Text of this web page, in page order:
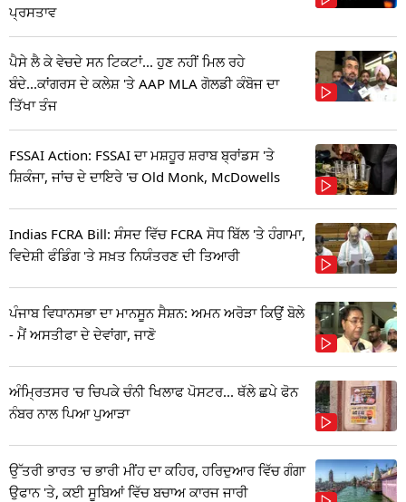
ਪ੍ਰਸਤਾਵ
ਪੈਸੇ ਲੈ ਕੇ ਵੇਚਦੇ ਸਨ ਟਿਕਟਾਂ... ਹੁਣ ਨਹੀਂ ਮਿਲ ਰਹੇ
ਬੰਦੇ...ਕਾਂਗਰਸ ਦੇ ਕਲੇਸ਼ 'ਤੇ AAP MLA ਗੋਲਡੀ ਕੰਬੋਜ ਦਾ
ਤਿੱਖਾ ਤੰਜ
FSSAI Action: FSSAI ਦਾ ਮਸ਼ਹੂਰ ਸ਼ਰਾਬ ਬ੍ਰਾਂਡਸ 'ਤੇ
ਸ਼ਿਕੰਜਾ, ਜਾਂਚ ਦੇ ਦਾਇਰੇ 'ਚ Old Monk, McDowells
Indias FCRA Bill: ਸੰਸਦ ਵਿੱਚ FCRA ਸੋਧ ਬਿੱਲ 'ਤੇ ਹੰਗਾਮਾ,
ਵਿਦੇਸ਼ੀ ਫੰਡਿੰਗ 'ਤੇ ਸਖ਼ਤ ਨਿਯੰਤਰਣ ਦੀ ਤਿਆਰੀ
ਪੰਜਾਬ ਵਿਧਾਨਸਭਾ ਦਾ ਮਾਨਸੂਨ ਸੈਸ਼ਨ: ਅਮਨ ਅਰੋੜਾ ਕਿਉਂ ਬੋਲੇ
- ਮੈਂ ਅਸਤੀਫਾ ਦੇ ਦੇਵਾਂਗਾ, ਜਾਣੋ
ਅੰਮ੍ਰਿਤਸਰ 'ਚ ਚਿਪਕੇ ਚੰਨੀ ਖਿਲਾਫ ਪੋਸਟਰ... ਥੱਲੇ ਛਪੇ ਫੋਨ
ਨੰਬਰ ਨਾਲ ਪਿਆ ਪੁਆੜਾ
ਉੱਤਰੀ ਭਾਰਤ 'ਚ ਭਾਰੀ ਮੀਂਹ ਦਾ ਕਹਿਰ, ਹਰਿਦੁਆਰ ਵਿੱਚ ਗੰਗਾ
ਉਫਾਨ 'ਤੇ, ਕਈ ਸੂਬਿਆਂ ਵਿੱਚ ਬਚਾਅ ਕਾਰਜ ਜਾਰੀ